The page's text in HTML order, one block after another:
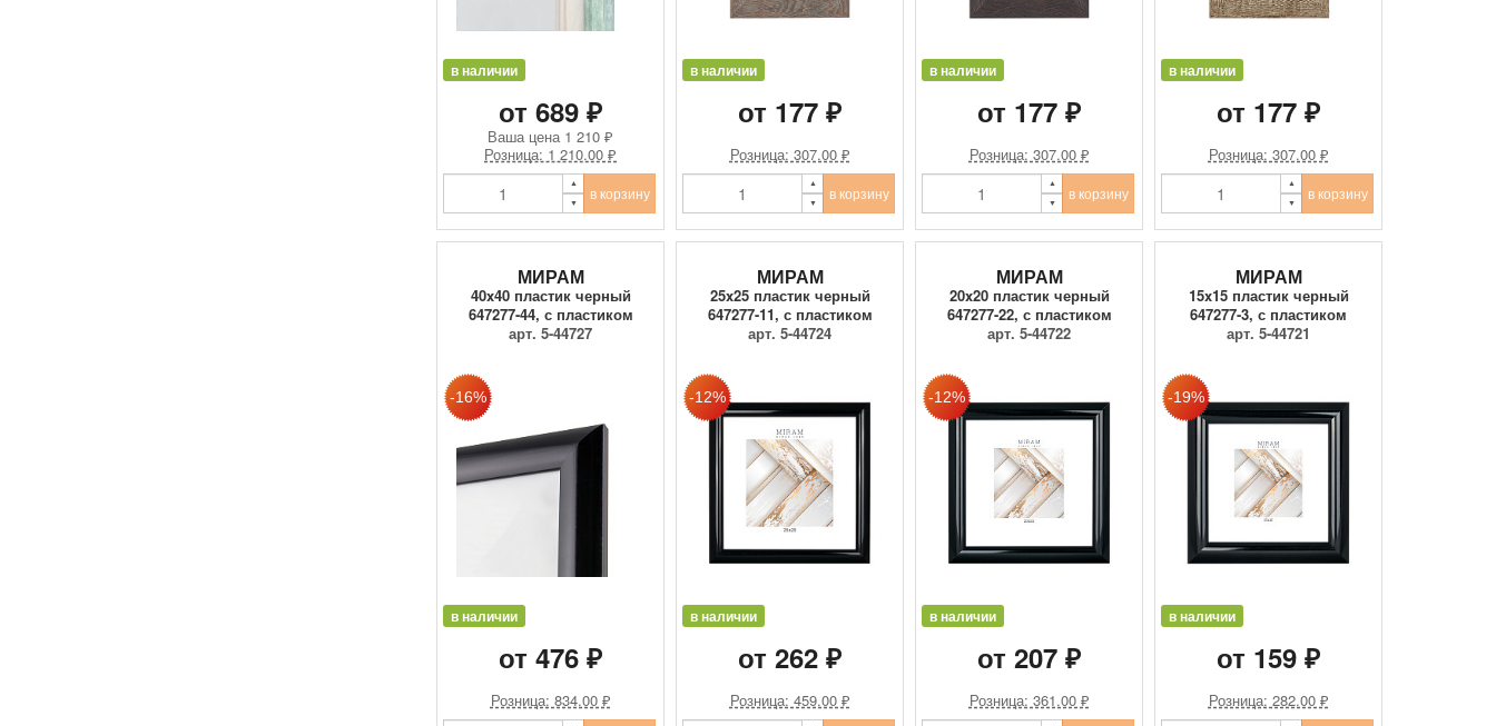
в наличии
от 689 ₽
Ваша цена 1 210 ₽
Розница: 1 210.00 ₽
в корзину
в наличии
от 177 ₽
Розница: 307.00 ₽
в корзину
в наличии
от 177 ₽
Розница: 307.00 ₽
в корзину
в наличии
от 177 ₽
Розница: 307.00 ₽
в корзину
МИРАМ
40x40 пластик черный
647277-44, с пластиком
арт. 5-44727
в наличии
от 476 ₽
Розница: 834.00 ₽
МИРАМ
25x25 пластик черный
647277-11, с пластиком
арт. 5-44724
в наличии
от 262 ₽
Розница: 459.00 ₽
МИРАМ
20x20 пластик черный
647277-22, с пластиком
арт. 5-44722
в наличии
от 207 ₽
Розница: 361.00 ₽
МИРАМ
15x15 пластик черный
647277-3, с пластиком
арт. 5-44721
в наличии
от 159 ₽
Розница: 282.00 ₽